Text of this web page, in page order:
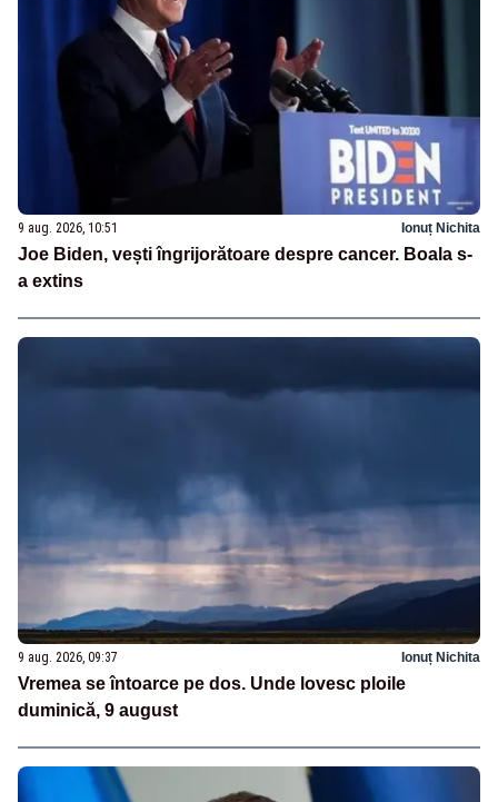
9 aug. 2026, 10:51 Ionuț Nichita
Joe Biden, vești îngrijorătoare despre cancer. Boala s-
a extins
9 aug. 2026, 09:37 Ionuț Nichita
Vremea se întoarce pe dos. Unde lovesc ploile
duminică, 9 august